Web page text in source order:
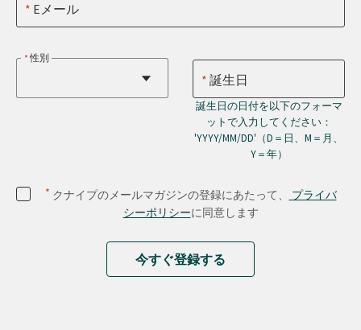
Eメール
性別
誕生日
誕生日の日付を以下のフォーマ
ットで入力してください：
'YYYY/MM/DD'（D＝日、M＝月、
Y＝年）
* クナイプのメールマガジンの登録にあたって、
プライバ
シーポリシーに同意します
今すぐ登録する